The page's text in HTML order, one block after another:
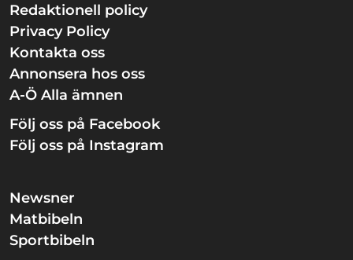
Redaktionell policy
Privacy Policy
Kontakta oss
Annonsera hos oss
A-Ö Alla ämnen
Följ oss på Facebook
Följ oss på Instagram
Newsner
Matbibeln
Sportbibeln